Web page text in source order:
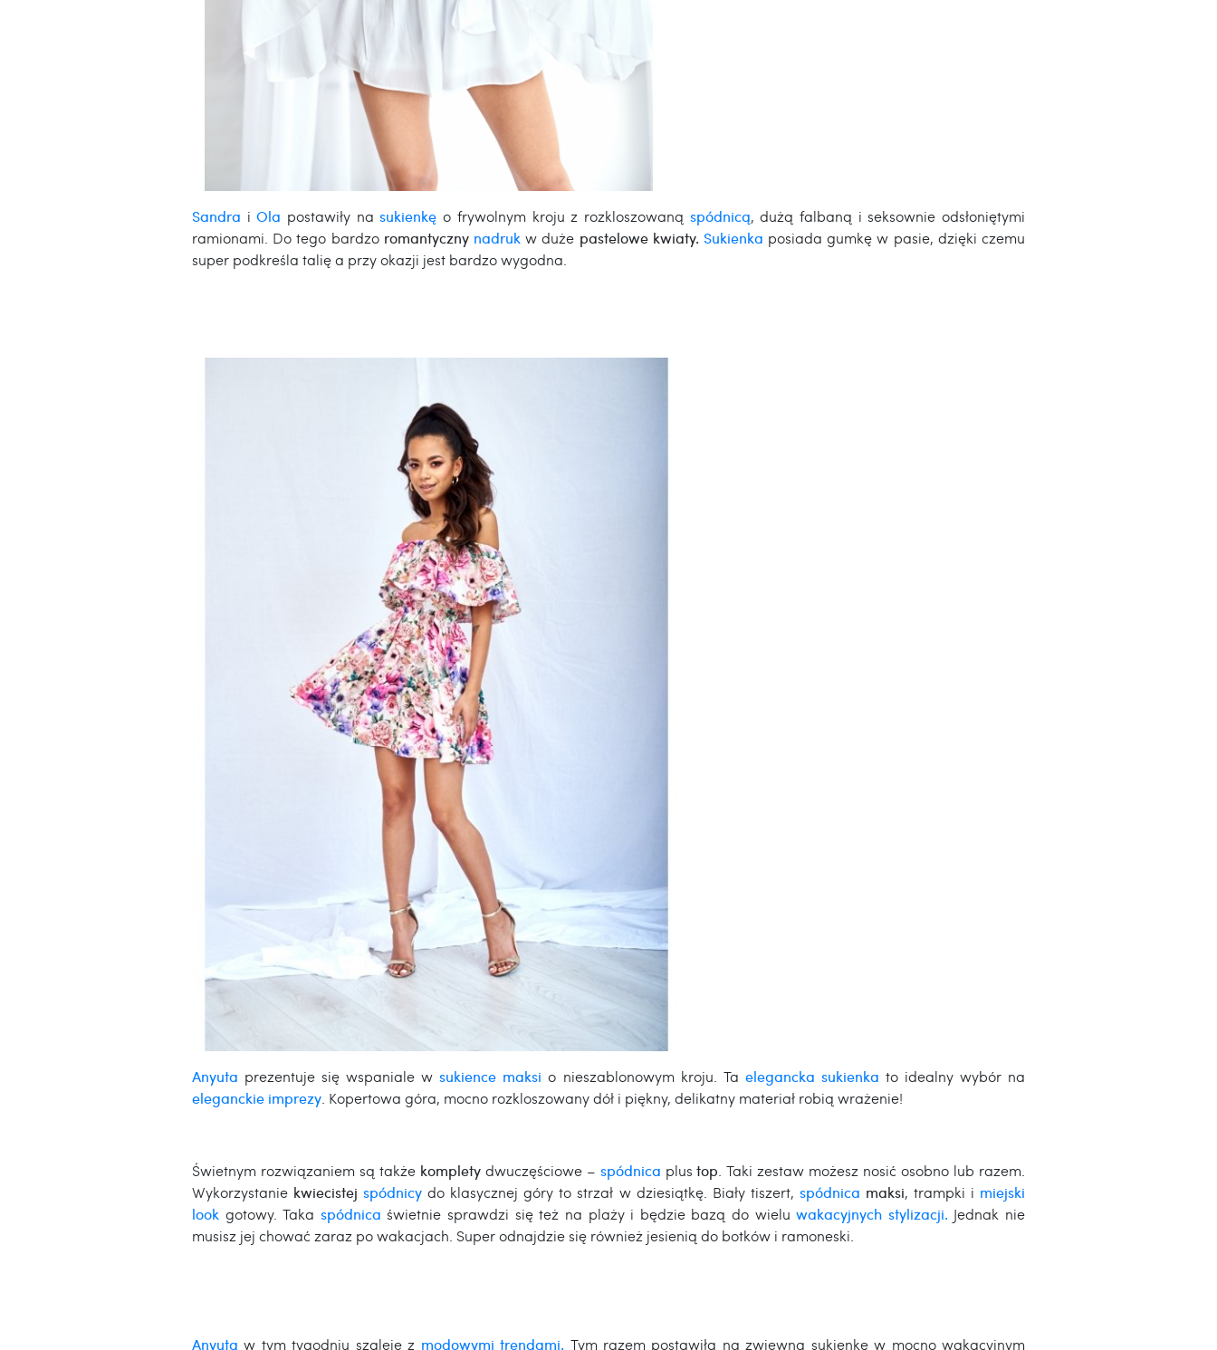
Sandra iOla postawiły nasukienkę o frywolnym kroju z rozkloszowaną spódnicą, dużą falbaną i seksownie odsłoniętymi
ramionami. Do tego bardzo romantyczny nadruk w duże pastelowe kwiaty. Sukienka posiada gumkę w pasie, dzięki czemu
super podkreśla talię a przy okazji jest bardzo wygodna.
Anyuta prezentuje się wspaniale wsukience maksi o nieszablonowym kroju. Ta elegancka sukienka to idealny wybór na
eleganckie imprezy . Kopertowa góra, mocno rozkloszowany dół i piękny, delikatny materiał robią wrażenie!
Świetnym rozwiązaniem są także kompletydwuczęściowe – spódnica plustop . Taki zestaw możesz nosić osobno lub razem.
Wykorzystanie kwiecistejspódnicy do klasycznej góry to strzał w dziesiątkę. Biały tiszert, spódnica maksi, trampki i miejski
look gotowy. Taka spódnica świetnie sprawdzi się też na plaży i będzie bazą do wieluwakacyjnych stylizacji. Jednak nie
musisz jej chować zaraz po wakacjach. Super odnajdzie się również jesienią do botków i ramoneski.
Anyuta w tym tygodniu szaleje z modowymi trendami. Tym razem postawiła na zwiewną sukienkę w mocno wakacyjnym